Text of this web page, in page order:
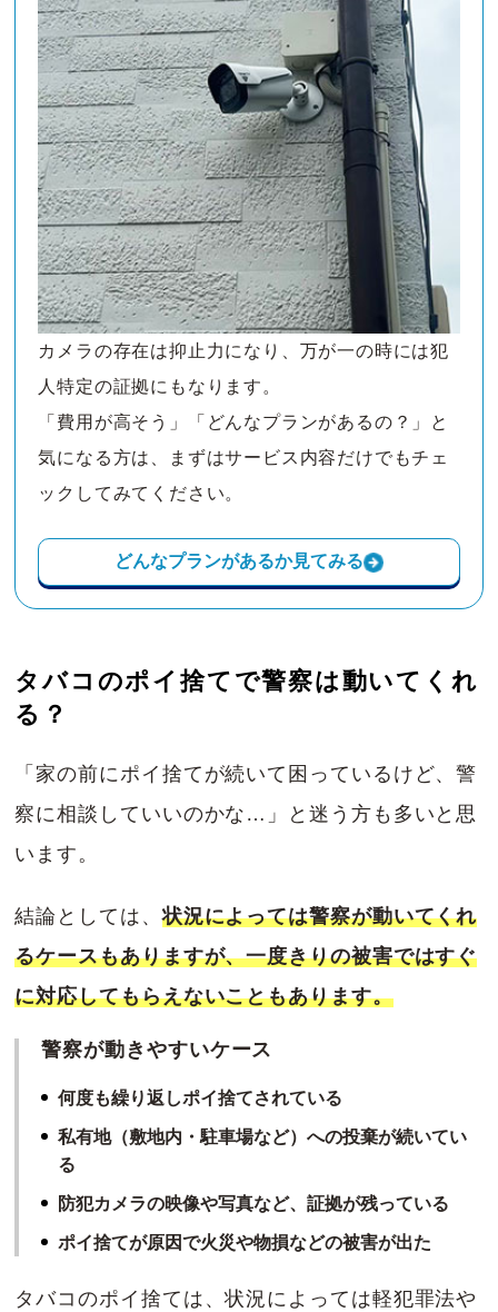
カメラの存在は抑止力になり、万が一の時には犯
人特定の証拠にもなります。
「費用が高そう」「どんなプランがあるの？」と
気になる方は、まずはサービス内容だけでもチェ
ックしてみてください。
どんなプランがあるか見てみる
タバコのポイ捨てで警察は動いてくれ
る？
「家の前にポイ捨てが続いて困っているけど、警
察に相談していいのかな…」と迷う方も多いと思
います。
結論としては、状況によっては警察が動いてくれ
るケースもありますが、一度きりの被害ではすぐ
に対応してもらえないこともあります。
警察が動きやすいケース
何度も繰り返しポイ捨てされている
私有地（敷地内・駐車場など）への投棄が続いてい
る
防犯カメラの映像や写真など、証拠が残っている
ポイ捨てが原因で火災や物損などの被害が出た
タバコのポイ捨ては、状況によっては軽犯罪法や